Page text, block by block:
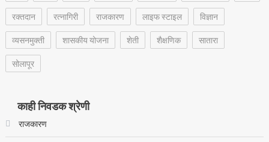
रक्‍तदान
रत्नागिरी राजकारण लाइफ स्टाइल
विज्ञान
व्यसनमुक्ती
शासकीय योजना शेती शैक्षणिक
सातारा
सोलापूर
काही निवडक श्रेणी
राजकारण